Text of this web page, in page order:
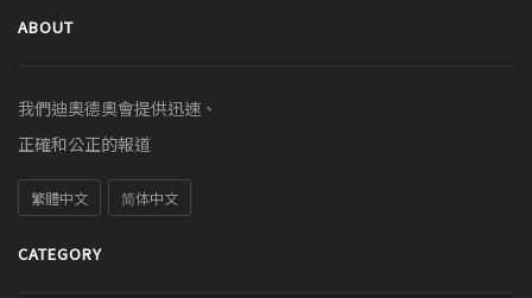
ABOUT
我們迪奧德奧會提供迅速、
正確和公正的報道
繁體中文 简体中文
CATEGORY